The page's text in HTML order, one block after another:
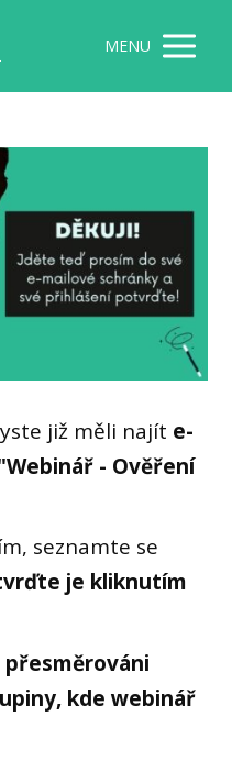
MENU
již měli najít e-
- Ověření
seznamte se
je kliknutím
kde webinář